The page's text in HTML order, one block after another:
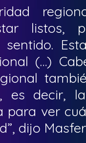
listos,
(…)
es decir,
para ver
dijo